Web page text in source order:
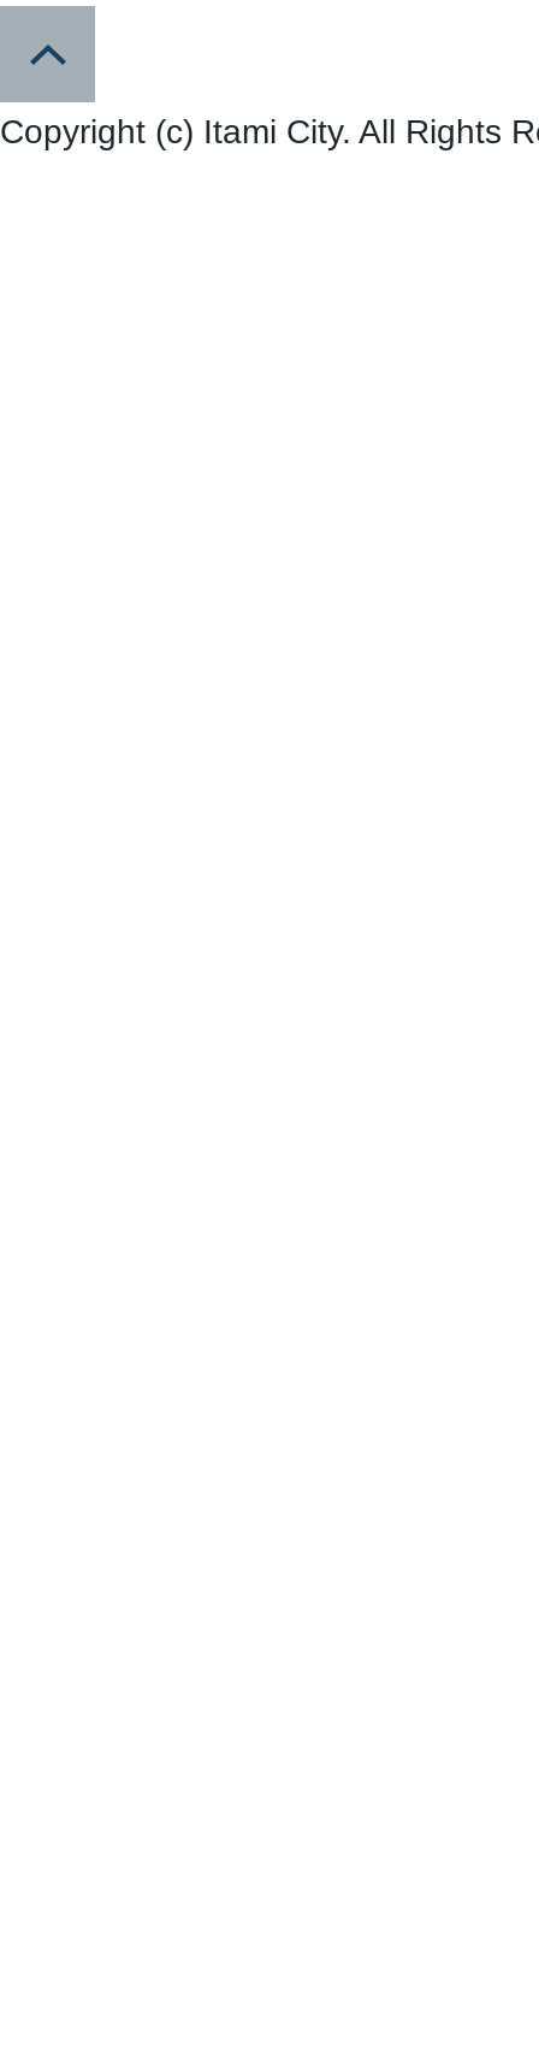
Copyright (c) Itami City. All Rights